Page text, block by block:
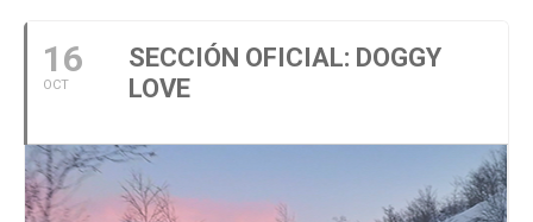
16
OCT
SECCIÓN OFICIAL: DOGGY
LOVE